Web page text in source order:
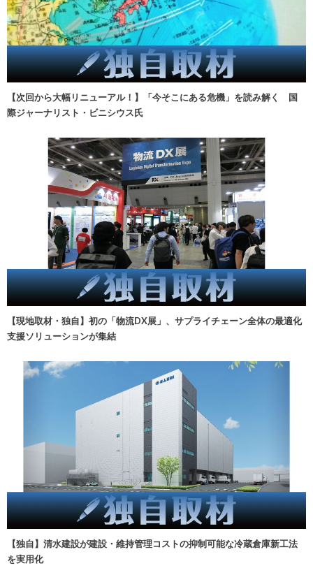
【次回から大幅リニューアル！】「今そこにある危機」を読み解く 国
際ジャーナリスト・ビニシウス氏
【現地取材・独自】初の「物流DX展」、サプライチェーン全体の最適化
支援ソリューションが集結
【独自】清水建設が建設・維持管理コストの抑制可能な冷蔵倉庫新工法
を実用化